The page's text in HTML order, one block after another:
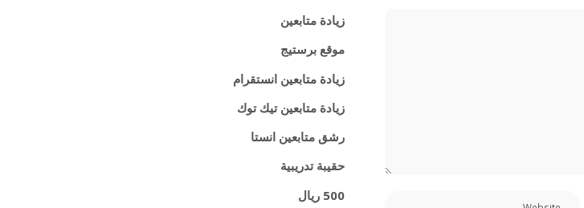
زيادة متابعين
موقع برستيج
زيادة متابعين انستقرام
زيادة متابعين تيك توك
رشق متابعين انستا
حقيبة تدريبية
500 ريال